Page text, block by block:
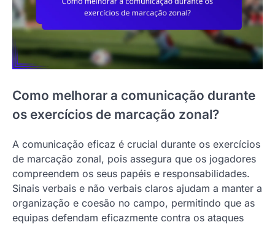
Como melhorar a comunicação durante
os exercícios de marcação zonal?
A comunicação eficaz é crucial durante os exercícios
de marcação zonal, pois assegura que os jogadores
compreendem os seus papéis e responsabilidades.
Sinais verbais e não verbais claros ajudam a manter a
organização e coesão no campo, permitindo que as
equipas defendam eficazmente contra os ataques